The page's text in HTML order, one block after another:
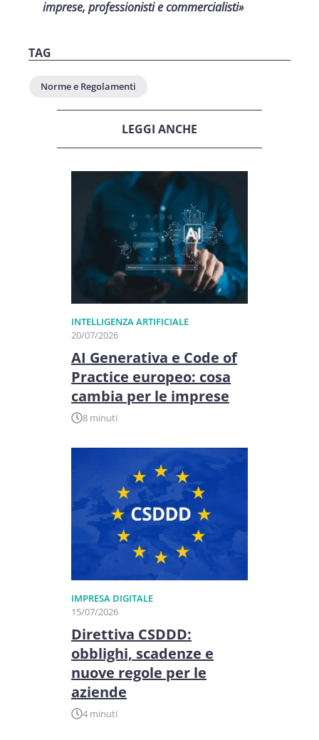
imprese, professionisti e commercialisti»
TAG
Norme e Regolamenti
LEGGI ANCHE
INTELLIGENZA ARTIFICIALE
20/07/2026
AI Generativa e Code of
Practice europeo: cosa
cambia per le imprese
8 minuti
IMPRESA DIGITALE
15/07/2026
Direttiva CSDDD:
obblighi, scadenze e
nuove regole per le
aziende
4 minuti